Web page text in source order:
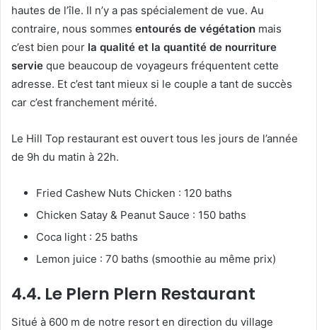
hautes de l’île. Il n’y a pas spécialement de vue. Au
contraire, nous sommes entourés de végétation mais
c’est bien pour la qualité et la quantité de nourriture
servie que beaucoup de voyageurs fréquentent cette
adresse. Et c’est tant mieux si le couple a tant de succès
car c’est franchement mérité.
Le Hill Top restaurant est ouvert tous les jours de l’année
de 9h du matin à 22h.
Fried Cashew Nuts Chicken : 120 baths
Chicken Satay & Peanut Sauce : 150 baths
Coca light : 25 baths
Lemon juice : 70 baths (smoothie au même prix)
4.4. Le Plern Plern Restaurant
Situé à 600 m de notre resort en direction du village